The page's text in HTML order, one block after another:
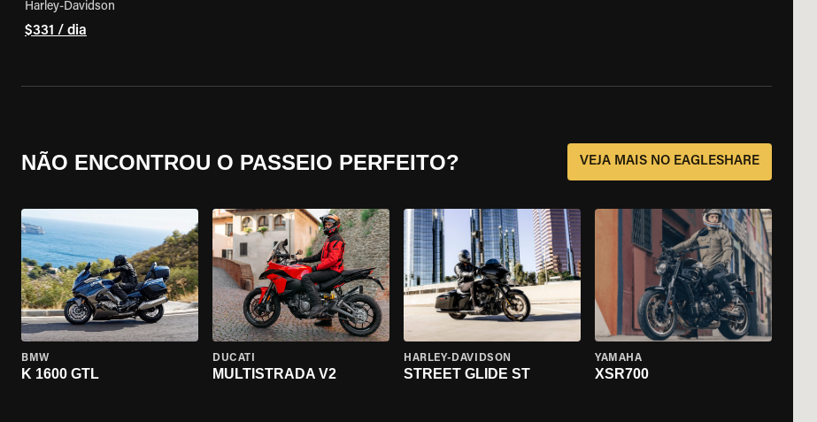
Harley-Davidson
$331 / dia
NÃO ENCONTROU O PASSEIO PERFEITO? VEJA MAIS NO EAGLESHARE
BMW
K 1600 GTL
DUCATI
MULTISTRADA V2
HARLEY-DAVIDSON
STREET GLIDE ST
YAMAHA
XSR700